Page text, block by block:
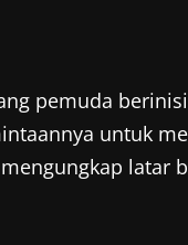
pemuda
untuk
latar